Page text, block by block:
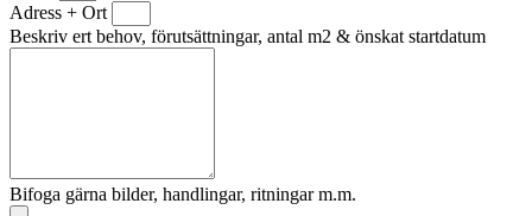
Adress + Ort
Beskriv ert behov, förutsättningar, antal m2 & önskat startdatum
Bifoga gärna bilder, handlingar, ritningar m.m.